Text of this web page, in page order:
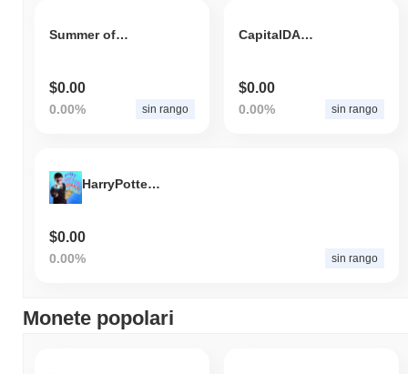
Summer of Shibarium
$0.00
0.00% sin rango
CapitalDAOStarter
$0.00
0.00% sin rango
HarryPotterObamaInu
$0.00
0.00% sin rango
Monete popolari